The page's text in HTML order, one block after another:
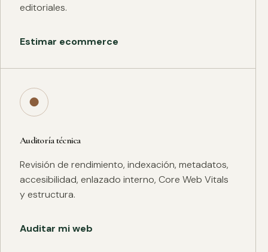
editoriales.
Estimar ecommerce
●
Auditoría técnica
Revisión de rendimiento, indexación, metadatos,
accesibilidad, enlazado interno, Core Web Vitals
y estructura.
Auditar mi web